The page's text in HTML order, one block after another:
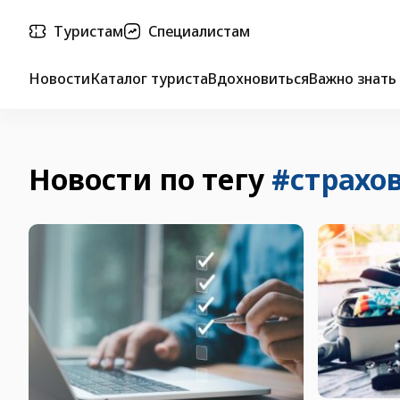
Туристам Специалистам
НовостиКаталог туристаВдохновитьсяВажно знать
Новости по тегу